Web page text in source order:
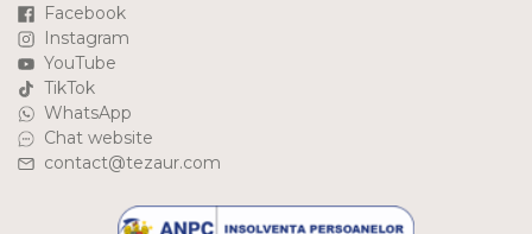
Facebook
Instagram
YouTube
TikTok
WhatsApp
Chat website
contact@tezaur.com